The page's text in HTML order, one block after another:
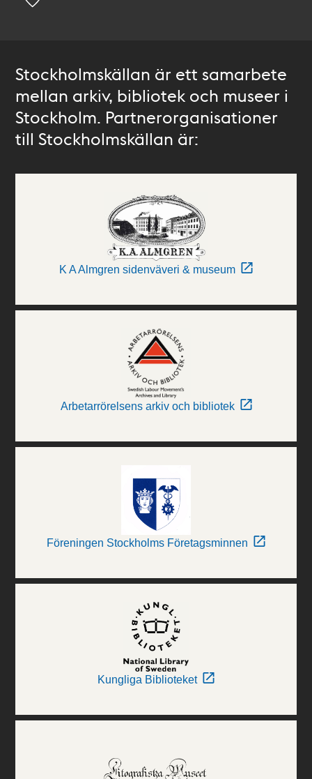
Stockholmskällan är ett samarbete
mellan arkiv, bibliotek och museer i
Stockholm. Partnerorganisationer
till Stockholmskällan är:
K A Almgren sidenväveri & museum
Arbetarrörelsens arkiv och bibliotek
Föreningen Stockholms Företagsminnen
Kungliga Biblioteket